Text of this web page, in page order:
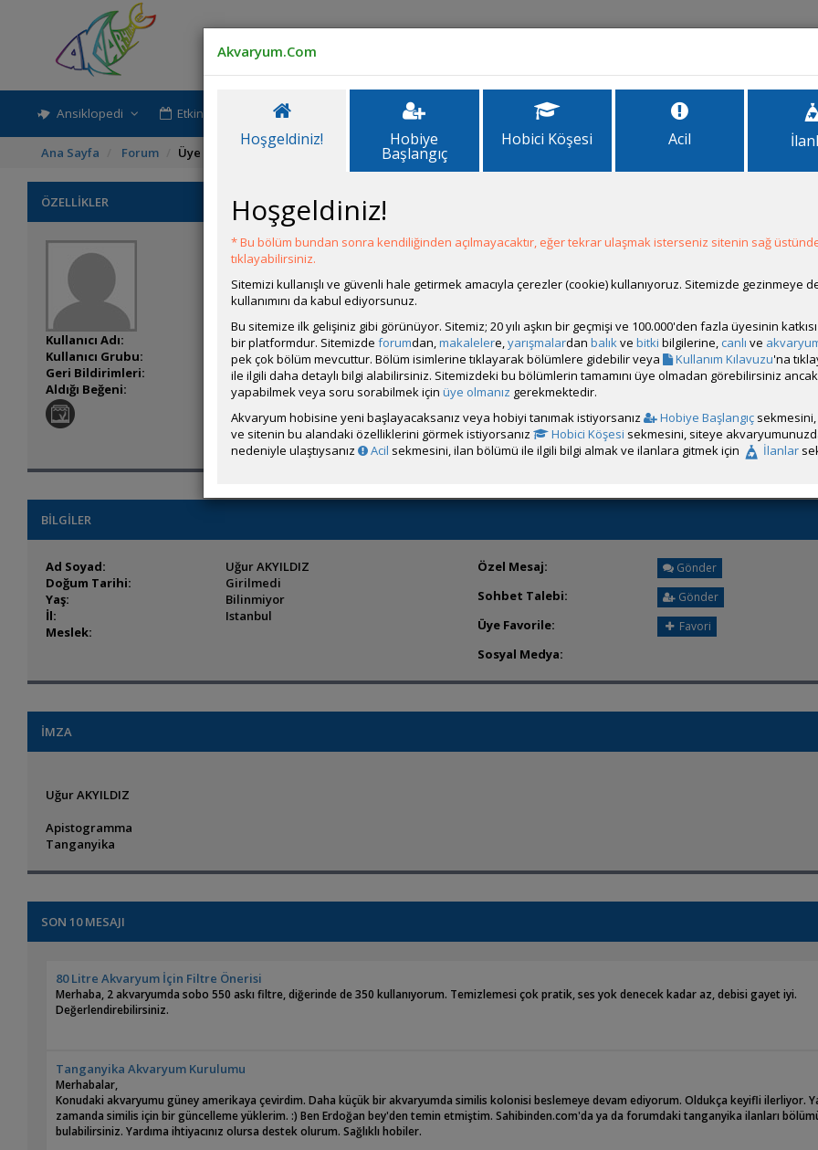
Ansiklopedi Etkinlik-Paylaşım İlanlar Forum
Ana Sayfa Forum Üye Profili
ÖZELLİKLER
Kullanıcı Adı:
Akvaristik
Kullanıcı Grubu:
Forum Üyesi
Geri Bildirimleri:
0 adet mevcut.
Aldığı Beğeni:
13
Hesap Durumu:
Aktif
Üyelik Tarihi:
12 Kasım 2022 15:37
Paylaşım Sayisı:
2 (Son 6 Ay)
İlan Sayisı:
Üyenin Mesaj ve İlanlarını Gör
Üyenin Açtığı Konuları Gör
Üyeden ÖM Almayı Engelle
BİLGİLER
Ad Soyad:
Uğur AKYILDIZ
Doğum Tarihi:
Girilmedi
Yaş:
Bilinmiyor
İl:
Istanbul
Meslek:
Özel Mesaj: Gönder
Sohbet Talebi: Gönder
Üye Favorile: Favori
Sosyal Medya:
İMZA
Uğur AKYILDIZ
Apistogramma
Tanganyika
SON 10 MESAJI
80 Litre Akvaryum İçin Filtre Önerisi
Merhaba, 2 akvaryumda sobo 550 askı filtre, diğerinde de 350 kullanıyorum. Temizlemesi çok pratik, ses yok denecek kadar az, debisi gayet iyi.
Değerlendirebilirsiniz.
Tanganyika Akvaryum Kurulumu
Merhabalar,
Konudaki akvaryumu güney amerikaya çevirdim. Daha küçük bir akvaryumda similis kolonisi beslemeye devam ediyorum. Oldukça keyifli ilerliyor.
zamanda similis için bir güncelleme yüklerim. :) Ben Erdoğan bey'den temin etmiştim. Sahibinden.com'da ya da forumdaki tanganyika ilanları
bulabilirsiniz. Yardıma ihtiyacınız olursa destek olurum. Sağlıklı hobiler.
Akvaryum.Com
Hoşgeldiniz! Hobiye
Başlangıç
Hobici Köşesi Acil
Hoşgeldiniz!
* Bu bölüm bundan sonra kendiliğinden açılmayacaktır, eğer tekrar ulaşmak isterseniz sitenin sağ
tıklayabilirsiniz.
Sitemizi kullanışlı ve güvenli hale getirmek amacıyla çerezler (cookie) kullanıyoruz. Sitemizde gezinmeye
kullanımını da kabul ediyorsunuz.
Bu sitemize ilk gelişiniz gibi görünüyor. Sitemiz; 20 yılı aşkın bir geçmişi ve 100.000'den fazla üyesinin
bir platformdur. Sitemizde forumdan,makalelere,yarışmalardan balıkve bitki bilgilerine, canlı ve
pek çok bölüm mevcuttur. Bölüm isimlerine tıklayarak bölümlere gidebilir veya
Kullanım Kılavuzu'na
ile ilgili daha detaylı bilgi alabilirsiniz. Sitemizdeki bu bölümlerin tamamını üye olmadan görebilirsiniz
yapabilmek veya soru sorabilmek için üye olmanız gerekmektedir.
Akvaryum hobisine yeni başlayacaksanız veya hobiyi tanımak istiyorsanız
Hobiye Başlangıç
ve sitenin bu alandaki özelliklerini görmek istiyorsanız
Hobici Köşesi sekmesini, siteye
nedeniyle ulaştıysanız
Acil sekmesini, ilan bölümü ile ilgili bilgi almak ve ilanlara gitmek için İlanlar